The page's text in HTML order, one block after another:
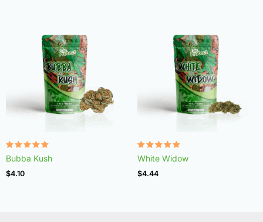
Rated
4.96
out of 5
Bubba Kush
$4.10
Rated
4.97
out of 5
White Widow
$4.44